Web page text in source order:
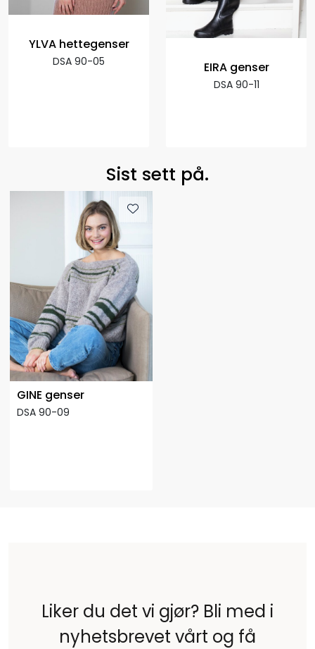
YLVA hettegenser
DSA 90-05 EIRA genser
DSA 90-11
Sist sett på.
GINE genser
DSA 90-09
Liker du det vi gjør? Bli med i
nyhetsbrevet vårt og få